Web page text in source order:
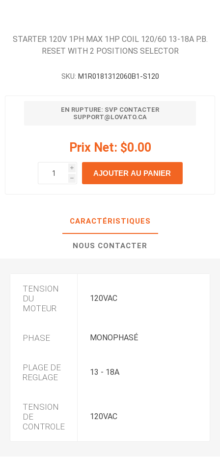
STARTER 120V 1PH MAX 1HP COIL 120/60 13-18A P.B.
RESET WITH 2 POSITIONS SELECTOR
SKU: M1R0181312060B1-S120
EN RUPTURE: SVP CONTACTER
SUPPORT@LOVATO.CA
Prix Net: $0.00
i
h
h
AJOUTER AU PANIER
CARACTÉRISTIQUES
NOUS CONTACTER
TENSION
DU
MOTEUR
120VAC
PHASE MONOPHASÉ
PLAGE DE
REGLAGE
13 - 18A
TENSION
DE
CONTROLE
120VAC